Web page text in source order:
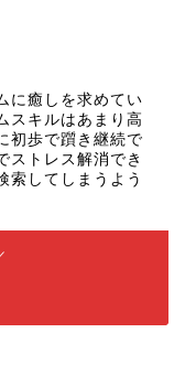
に癒しを求めてい
スキルはあまり高
初歩で躓き継続で
ストレス解消でき
索してしまうよう